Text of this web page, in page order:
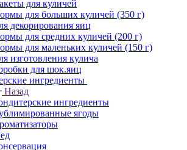
для куличей
для больших куличей (350 г)
декорирования яиц
для средних куличей (200 г)
для маленьких куличей (150 г)
изготовления кулича
для шок.яиц
ингредиенты
Назад
ингредиенты
ягоды